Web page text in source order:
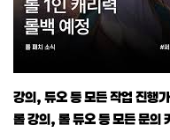
강의, 듀오 등 모든 작업 진행
롤 강의, 롤 듀오 등 모든 문